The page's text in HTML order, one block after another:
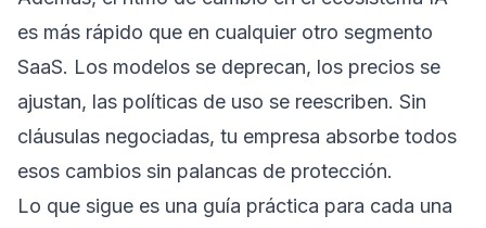
es más rápido que en cualquier otro segmento
SaaS. Los modelos se deprecan, los precios se
ajustan, las políticas de uso se reescriben. Sin
cláusulas negociadas, tu empresa absorbe todos
esos cambios sin palancas de protección.
Lo que sigue es una guía práctica para cada una